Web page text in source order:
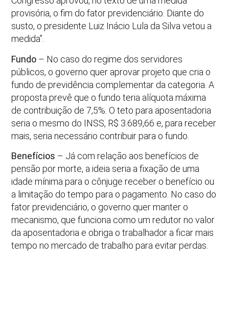
provisória, o fim do fator previdenciário. Diante do
susto, o presidente Luiz Inácio Lula da Silva vetou a
medida”.
Fundo – No caso do regime dos servidores
públicos, o governo quer aprovar projeto que cria o
fundo de previdência complementar da categoria. A
proposta prevê que o fundo teria alíquota máxima
de contribuição de 7,5%. O teto para aposentadoria
seria o mesmo do INSS, R$ 3.689,66 e, para receber
mais, seria necessário contribuir para o fundo.
Benefícios – Já com relação aos benefícios de
pensão por morte, a ideia seria a fixação de uma
idade mínima para o cônjuge receber o benefício ou
a limitação do tempo para o pagamento. No caso do
fator previdenciário, o governo quer manter o
mecanismo, que funciona como um redutor no valor
da aposentadoria e obriga o trabalhador a ficar mais
tempo no mercado de trabalho para evitar perdas.